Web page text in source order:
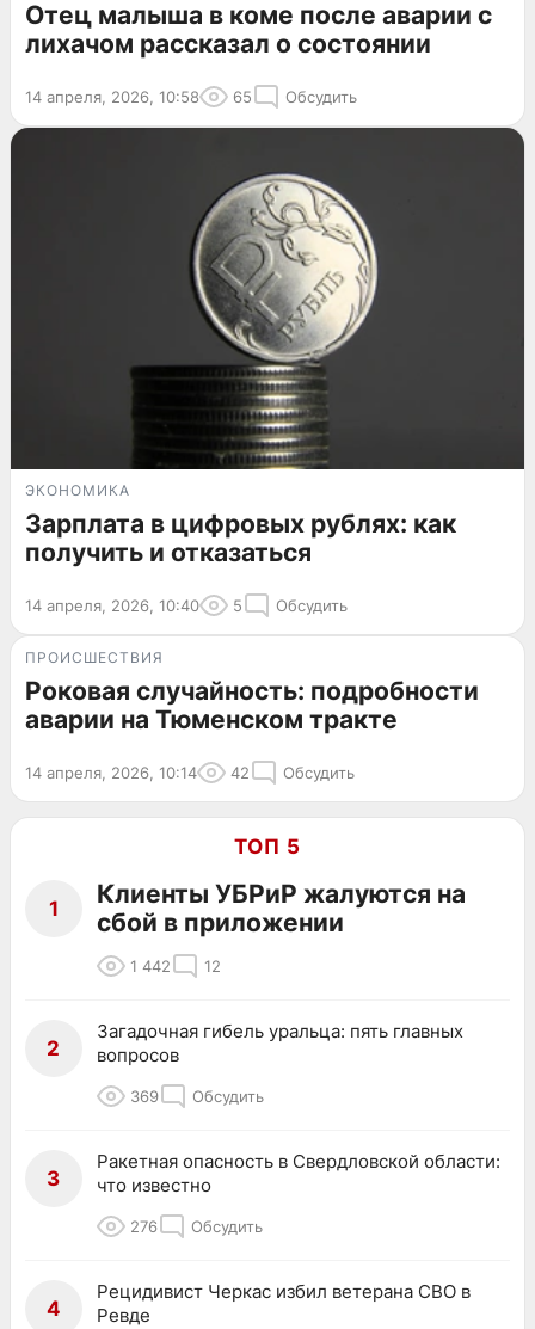
Отец малыша в коме после аварии с
лихачом рассказал о состоянии
14 апреля, 2026, 10:58 65 Обсудить
ЭКОНОМИКА
Зарплата в цифровых рублях: как
получить и отказаться
14 апреля, 2026, 10:40 5 Обсудить
ПРОИСШЕСТВИЯ
Роковая случайность: подробности
аварии на Тюменском тракте
14 апреля, 2026, 10:14 42 Обсудить
ТОП 5
1
Клиенты УБРиР жалуются на
сбой в приложении
1 442 12
2
Загадочная гибель уральца: пять главных
вопросов
369 Обсудить
3
Ракетная опасность в Свердловской области:
что известно
276 Обсудить
4
Рецидивист Черкас избил ветерана СВО в
Ревде